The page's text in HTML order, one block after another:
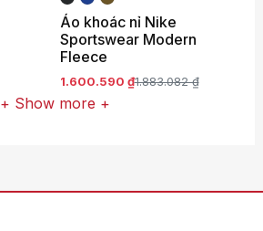
Áo khoác nỉ Nike
Sportswear Modern
Fleece
1.600.590 ₫1.883.082 ₫
+ Show more +